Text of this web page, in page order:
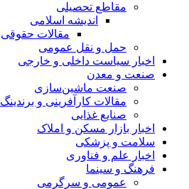
مقاطع تحصیلی
اندیشه اسلامی
مقالات حقوقی
حمل و نقل عمومی
اخبار سیاست داخلی و خارجی
صنعت و معدن
صنعت ماشین‌سازی
مقالات کارآفرینی و برندینگ
صنایع غذایی
اخبار بازار مسکن و املاک
سلامت و پزشکی
اخبار علم و فناوری
فرهنگ و سینما
عمومی و سرگرمی